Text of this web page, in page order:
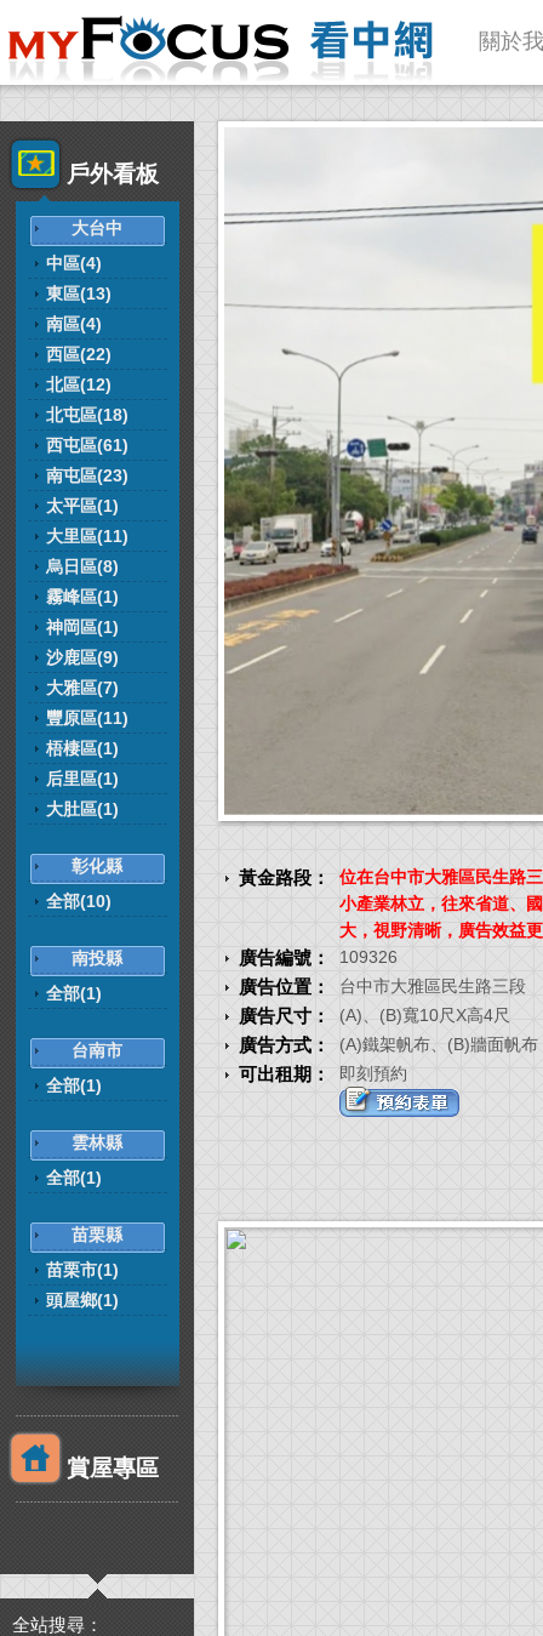
關於
戶外看板
大台中
中區(4)
東區(13)
南區(4)
西區(22)
北區(12)
北屯區(18)
西屯區(61)
南屯區(23)
太平區(1)
大里區(11)
烏日區(8)
霧峰區(1)
神岡區(1)
沙鹿區(9)
大雅區(7)
豐原區(11)
梧棲區(1)
后里區(1)
大肚區(1)
彰化縣
全部(10)
南投縣
全部(1)
台南市
全部(1)
雲林縣
全部(1)
苗栗縣
苗栗市(1)
頭屋鄉(1)
賞屋專區
全站搜尋：
黃金路段：
位在台中市大雅區民生路
小產業林立，往來省道、
大，視野清晰，廣告效益
廣告編號： 109326
廣告位置： 台中市大雅區民生路三段
廣告尺寸： (A)、(B)寬10尺X高4尺
廣告方式： (A)鐵架帆布、(B)牆面帆布
可出租期： 即刻預約